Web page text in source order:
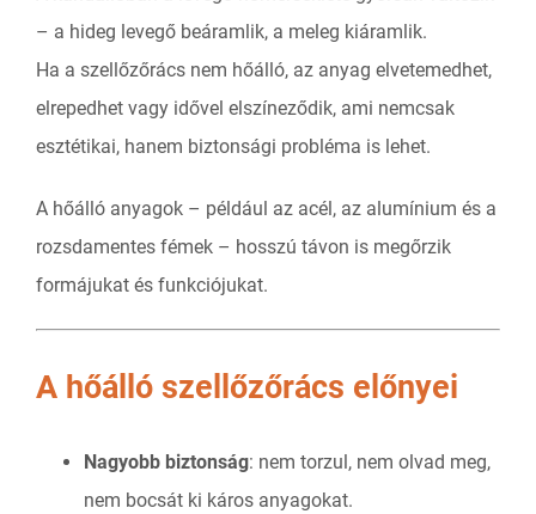
– a hideg levegő beáramlik, a meleg kiáramlik.
Ha a szellőzőrács nem hőálló, az anyag elvetemedhet,
elrepedhet vagy idővel elszíneződik, ami nemcsak
esztétikai, hanem biztonsági probléma is lehet.
A hőálló anyagok – például az acél, az alumínium és a
rozsdamentes fémek – hosszú távon is megőrzik
formájukat és funkciójukat.
A hőálló szellőzőrács előnyei
Nagyobb biztonság: nem torzul, nem olvad meg,
nem bocsát ki káros anyagokat.